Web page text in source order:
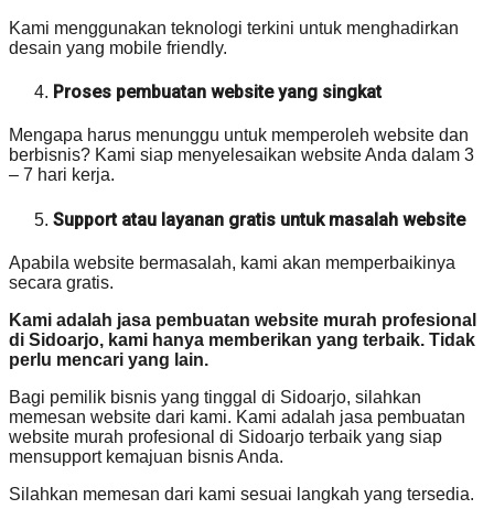
Kami menggunakan teknologi terkini untuk menghadirkan
desain yang mobile friendly.
Proses pembuatan website yang singkat
Mengapa harus menunggu untuk memperoleh website dan
berbisnis? Kami siap menyelesaikan website Anda dalam 3
– 7 hari kerja.
Support atau layanan gratis untuk masalah website
Apabila website bermasalah, kami akan memperbaikinya
secara gratis.
Kami adalah jasa pembuatan website murah profesional
di Sidoarjo, kami hanya memberikan yang terbaik. Tidak
perlu mencari yang lain.
Bagi pemilik bisnis yang tinggal di Sidoarjo, silahkan
memesan website dari kami. Kami adalah jasa pembuatan
website murah profesional di Sidoarjo terbaik yang siap
mensupport kemajuan bisnis Anda.
Silahkan memesan dari kami sesuai langkah yang tersedia.